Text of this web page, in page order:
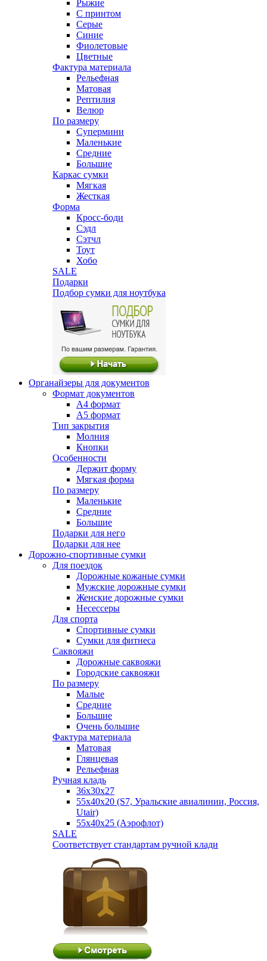
Рыжие
С принтом
Серые
Синие
Фиолетовые
Цветные
Фактура материала
Рельефная
Матовая
Рептилия
Велюр
По размеру
Супермини
Маленькие
Средние
Большие
Каркас сумки
Мягкая
Жесткая
Форма
Кросс-боди
Сэдл
Сэтчл
Тоут
Хобо
SALE
Подарки
Подбор сумки для ноутбука
Органайзеры для документов
Формат документов
А4 формат
А5 формат
Тип закрытия
Молния
Кнопки
Особенности
Держит форму
Мягкая форма
По размеру
Маленькие
Средние
Большие
Подарки для него
Подарки для нее
Дорожно-спортивные сумки
Для поездок
Дорожные кожаные сумки
Мужские дорожные сумки
Женские дорожные сумки
Несессеры
Для спорта
Спортивные сумки
Сумки для фитнеса
Саквояжи
Дорожные саквояжи
Городские саквояжи
По размеру
Малые
Средние
Большие
Очень большие
Фактура материала
Матовая
Глянцевая
Рельефная
Ручная кладь
36х30x27
55х40х20 (S7, Уральские авиалинии, Россия,
Utair)
55х40х25 (Аэрофлот)
SALE
Соответствует стандартам ручной клади